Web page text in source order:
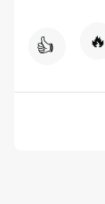
👍 🔥